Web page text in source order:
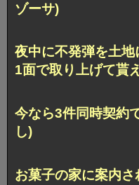
ゾーサ)
夜中に不発弾を土
1面で取り上げて貰
今なら3件同時契約
し)
お菓子の家に案内